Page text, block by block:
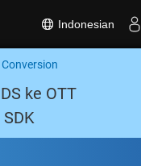
Indonesian
Conversion
ke OTT